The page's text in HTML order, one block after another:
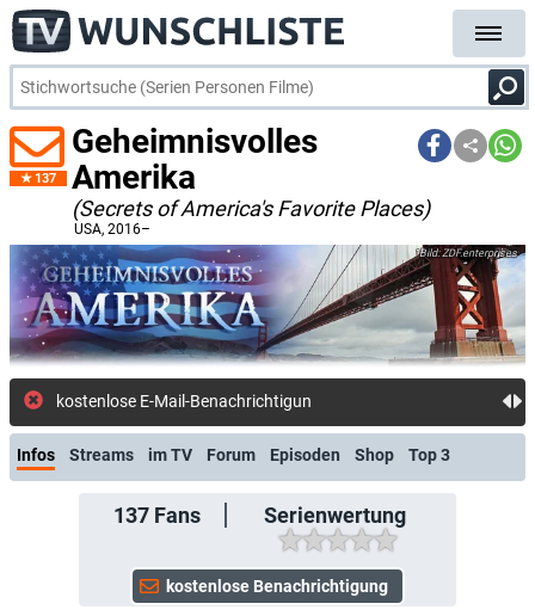
137
Geheimnisvolles
Amerika
(Secrets of America's Favorite Places)
USA, 2016–
ZDF.enterprises
kostenlose E-Mail-Benachrichtigung bei Streaming- o
Infos Streams im TV Forum Episoden Shop Top 3
137Fans Serienwertung